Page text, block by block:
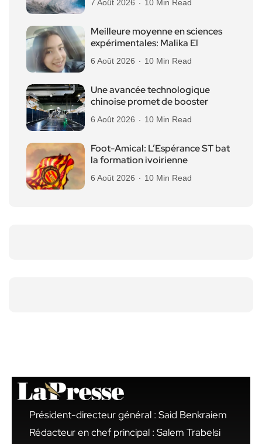
7 Août 2026 10 Min Read
Meilleure moyenne en sciences
expérimentales: Malika El
6 Août 2026 10 Min Read
Une avancée technologique
chinoise promet de booster
6 Août 2026 10 Min Read
Foot-Amical: L’Espérance ST bat
la formation ivoirienne
6 Août 2026 10 Min Read
Président-directeur général : Said Benkraiem
Rédacteur en chef principal : Salem Trabelsi